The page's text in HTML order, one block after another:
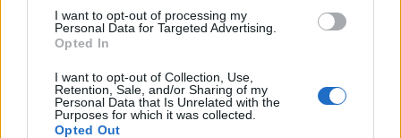
I want to opt-out of processing my
Personal Data for Targeted Advertising.
Opted In
I want to opt-out of Collection, Use,
Retention, Sale, and/or Sharing of my
Personal Data that Is Unrelated with the
Purposes for which it was collected.
Opted Out
Papéis de uma empresa na bolsa de valores
Ç Õ E
Palavra em inglês para cordeiro:
A M
B